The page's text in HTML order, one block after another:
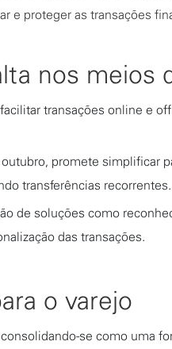
e proteger as transações
nos meios
transações online e
promete simplificar
transferências recorrentes.
de soluções como
das transações.
o varejo
se como uma